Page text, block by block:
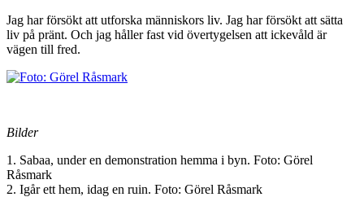
Jag har försökt att utforska människors liv. Jag har försökt att sätta
liv på pränt. Och jag håller fast vid övertygelsen att ickevåld är
vägen till fred.
Bilder
1. Sabaa, under en demonstration hemma i byn. Foto: Görel
Råsmark
2. Igår ett hem, idag en ruin. Foto: Görel Råsmark